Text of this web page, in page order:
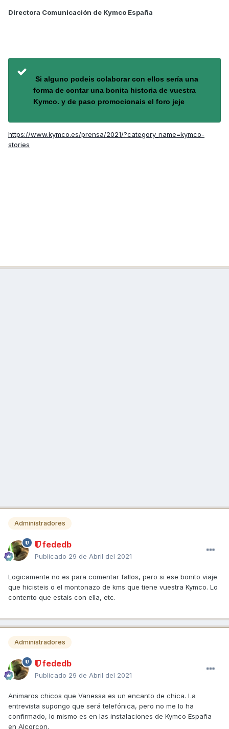
Directora Comunicación de Kymco España
Si alguno podeis colaborar con ellos sería una
forma de contar una bonita historia de vuestra
Kymco. y de paso promocionais el foro jeje
https://www.kymco.es/prensa/2021/?category_name=kymco-
stories
Administradores
fededb
Publicado 29 de Abril del 2021
Logicamente no es para comentar fallos, pero si ese bonito viaje
que hicisteis o el montonazo de kms que tiene vuestra Kymco. Lo
contento que estais con ella, etc.
Administradores
fededb
Publicado 29 de Abril del 2021
Animaros chicos que Vanessa es un encanto de chica. La
entrevista supongo que será telefónica, pero no me lo ha
confirmado, lo mismo es en las instalaciones de Kymco España
en Alcorcon.